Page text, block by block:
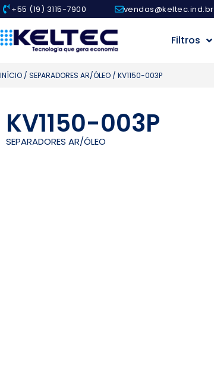
+55 (19) 3115-7900 vendas@keltec.ind.br
Filtros
INÍCIO / SEPARADORES AR/ÓLEO / KV1150-003P
KV1150-003P
SEPARADORES AR/ÓLEO